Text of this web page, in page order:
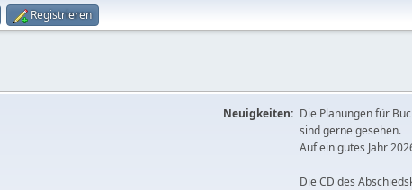
Registrieren
Neuigkeiten: Die Planungen für
sind gerne gesehen.
Auf ein gutes Jahr
Die CD des